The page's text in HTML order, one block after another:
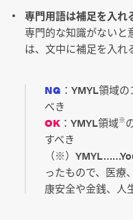
専門用語は補足を入れ
専門的な知識がないと
は、文中に補足を入れ
NG ：YMYL領域
べき
OK ：YMYL領域※
すべき
（※）
ったもので、医療
康安全や金銭、人